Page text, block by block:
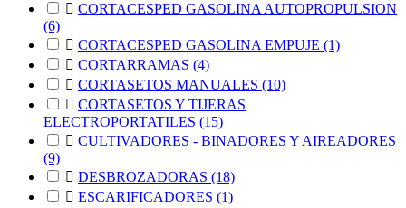
 CORTACESPED GASOLINA AUTOPROPULSION
(6)
 CORTACESPED GASOLINA EMPUJE (1)
 CORTARRAMAS (4)
 CORTASETOS MANUALES (10)
 CORTASETOS Y TIJERAS
ELECTROPORTATILES (15)
 CULTIVADORES - BINADORES Y AIREADORES
(9)
 DESBROZADORAS (18)
 ESCARIFICADORES (1)